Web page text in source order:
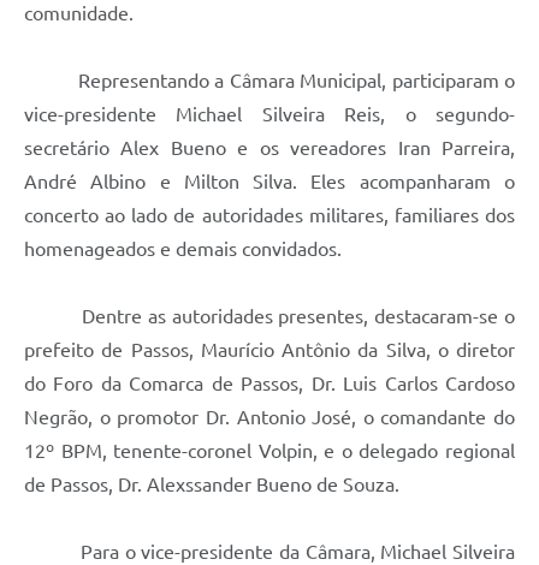
comunidade.
Representando a Câmara Municipal, participaram o
vice-presidente Michael Silveira Reis, o segundo-
secretário Alex Bueno e os vereadores Iran Parreira,
André Albino e Milton Silva. Eles acompanharam o
concerto ao lado de autoridades militares, familiares dos
homenageados e demais convidados.
Dentre as autoridades presentes, destacaram-se o
prefeito de Passos, Maurício Antônio da Silva, o diretor
do Foro da Comarca de Passos, Dr. Luis Carlos Cardoso
Negrão, o promotor Dr. Antonio José, o comandante do
12º BPM, tenente-coronel Volpin, e o delegado regional
de Passos, Dr. Alexssander Bueno de Souza.
Para o vice-presidente da Câmara, Michael Silveira